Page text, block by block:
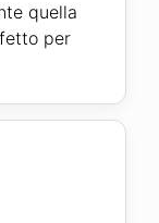
quella
per